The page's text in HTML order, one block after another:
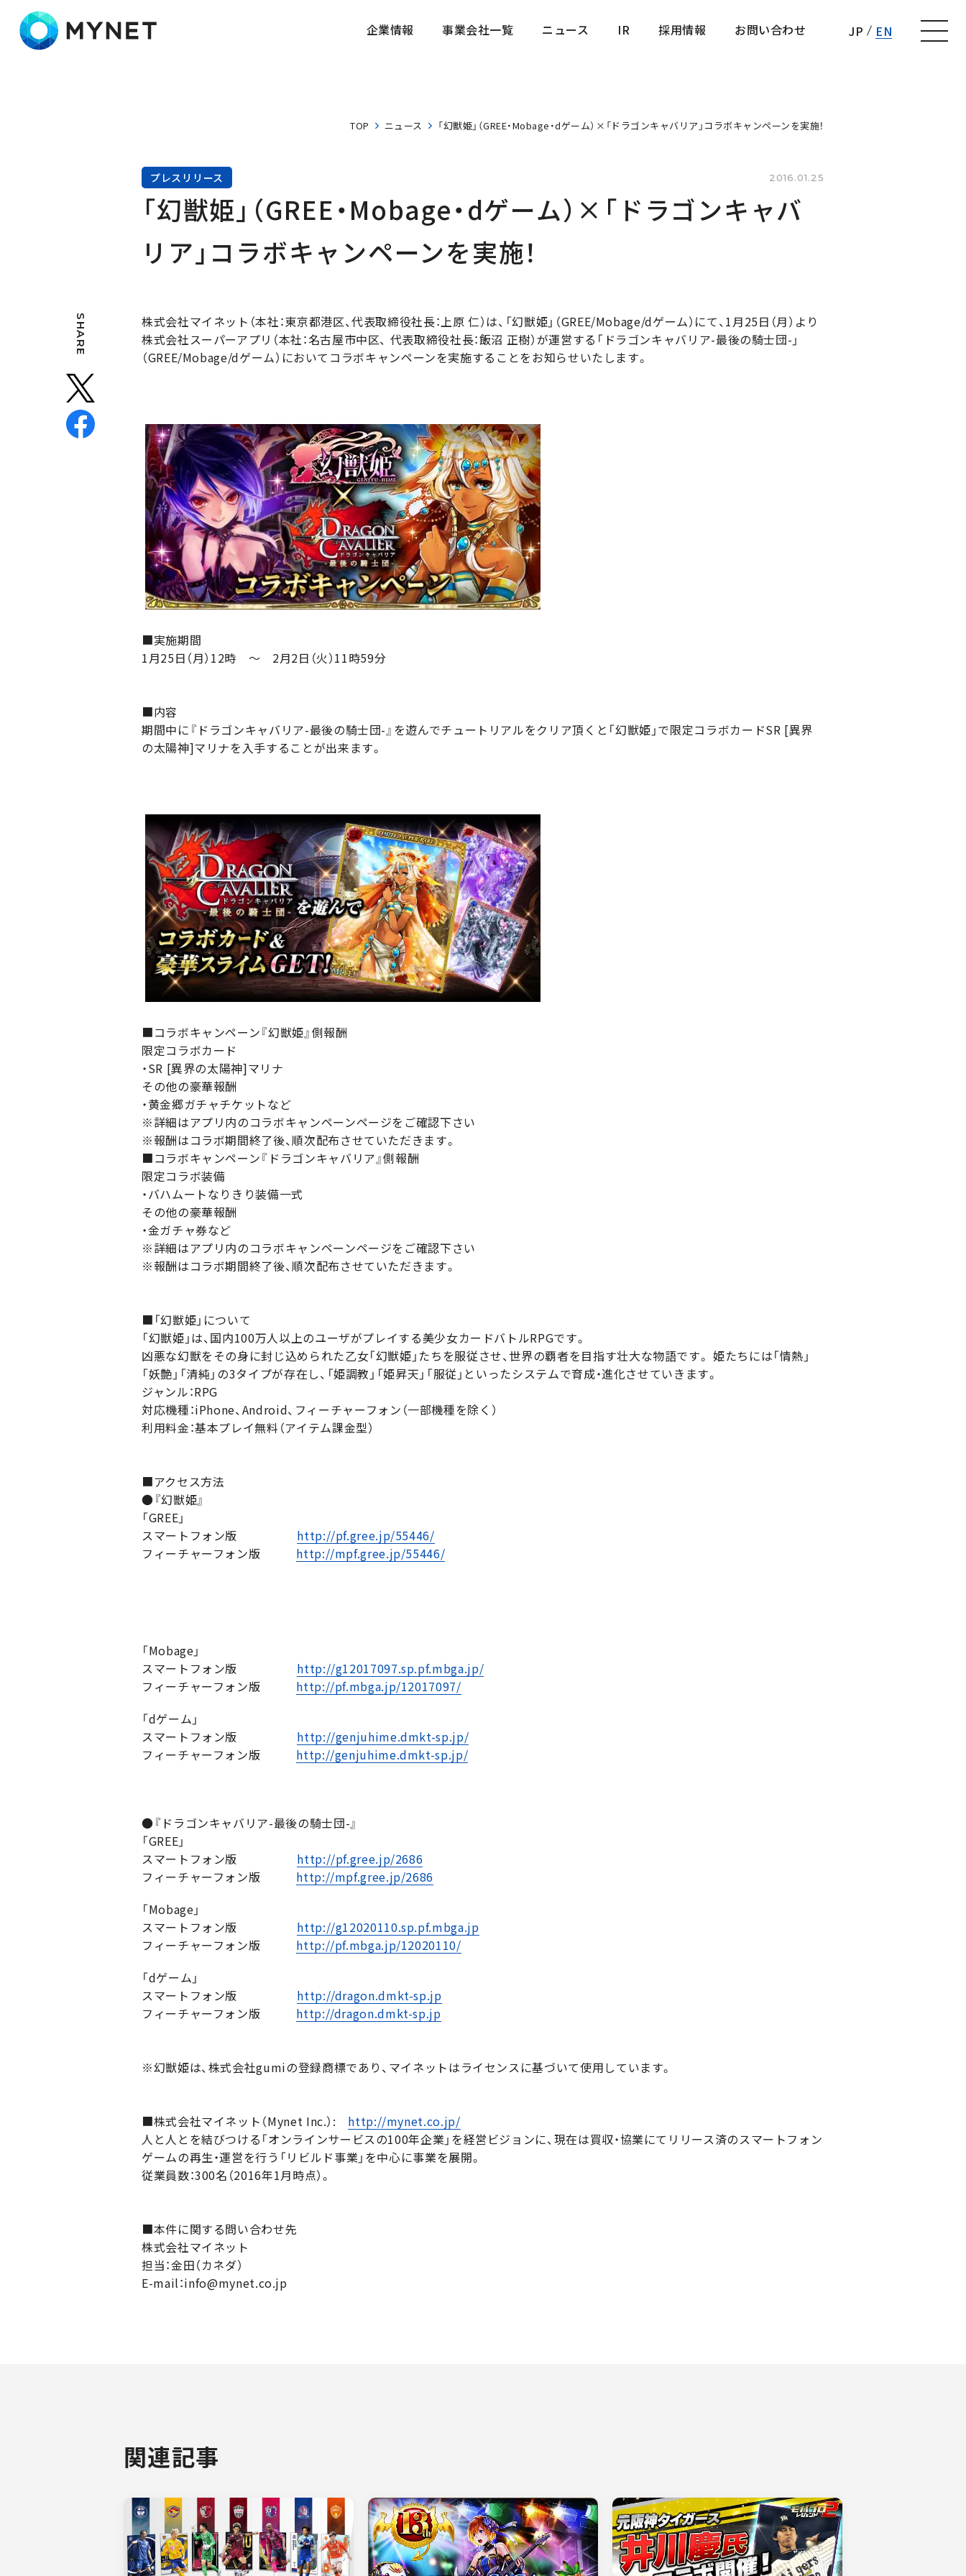
企業情報
事業会社一覧
ニュース
IR
採用情報
お問い合わせ
JP EN
TOP ニュース 「幻獣姫」（GREE・Mobage・dゲーム）×「ドラゴンキャバリア」コラボキャンペーンを実施！
プレスリリース 2016.01.25
「幻獣姫」（GREE・Mobage・dゲーム）×「ドラゴンキャバ
リア」コラボキャンペーンを実施！
SHARE
株式会社マイネット（本社：東京都港区、代表取締役社長：上原 仁）は、「幻獣姫」（GREE/Mobage/dゲーム）にて、1月25日（月）より
株式会社スーパーアプリ（本社：名古屋市中区、 代表取締役社長：飯沼 正樹）が運営する「ドラゴンキャバリア-最後の騎士団-」
（GREE/Mobage/dゲーム）においてコラボキャンペーンを実施することをお知らせいたします。
■実施期間
1月25日（月）12時 ～ 2月2日（火）11時59分
■内容
期間中に『ドラゴンキャバリア-最後の騎士団-』を遊んでチュートリアルをクリア頂くと「幻獣姫」で限定コラボカードSR [異界
の太陽神]マリナを入手することが出来ます。
■コラボキャンペーン『幻獣姫』側報酬
限定コラボカード
・SR [異界の太陽神]マリナ
その他の豪華報酬
・黄金郷ガチャチケットなど
※詳細はアプリ内のコラボキャンペーンページをご確認下さい
※報酬はコラボ期間終了後、順次配布させていただきます。
■コラボキャンペーン『ドラゴンキャバリア』側報酬
限定コラボ装備
・バハムートなりきり装備一式
その他の豪華報酬
・金ガチャ券など
※詳細はアプリ内のコラボキャンペーンページをご確認下さい
※報酬はコラボ期間終了後、順次配布させていただきます。
■「幻獣姫」について
「幻獣姫」は、国内100万人以上のユーザがプレイする美少女カードバトルRPGです。
凶悪な幻獣をその身に封じ込められた乙女「幻獣姫」たちを服従させ、世界の覇者を目指す壮大な物語です。 姫たちには「情熱」
「妖艶」「清純」の3タイプが存在し、「姫調教」「姫昇天」「服従」といったシステムで育成・進化させていきます。
ジャンル：RPG
対応機種：iPhone、Android、フィーチャーフォン（一部機種を除く）
利用料金：基本プレイ無料（アイテム課金型）
■アクセス方法
●『幻獣姫』
「GREE」
スマートフォン版 http://pf.gree.jp/55446/
フィーチャーフォン版 http://mpf.gree.jp/55446/
「Mobage」
スマートフォン版 http://g12017097.sp.pf.mbga.jp/
フィーチャーフォン版 http://pf.mbga.jp/12017097/
「dゲーム」
スマートフォン版 http://genjuhime.dmkt-sp.jp/
フィーチャーフォン版 http://genjuhime.dmkt-sp.jp/
●『ドラゴンキャバリア-最後の騎士団-』
「GREE」
スマートフォン版 http://pf.gree.jp/2686
フィーチャーフォン版 http://mpf.gree.jp/2686
「Mobage」
スマートフォン版 http://g12020110.sp.pf.mbga.jp
フィーチャーフォン版 http://pf.mbga.jp/12020110/
「dゲーム」
スマートフォン版 http://dragon.dmkt-sp.jp
フィーチャーフォン版 http://dragon.dmkt-sp.jp
※幻獣姫は、株式会社gumiの登録商標であり、マイネットはライセンスに基づいて使用しています。
■株式会社マイネット（Mynet Inc.）: http://mynet.co.jp/
人と人とを結びつける「オンラインサービスの100年企業」を経営ビジョンに、現在は買収・協業にてリリース済のスマートフォン
ゲームの再生・運営を行う「リビルド事業」を中心に事業を展開。
従業員数：300名（2016年1月時点）。
■本件に関する問い合わせ先
株式会社マイネット
担当：金田（カネダ）
E-mail：info@mynet.co.jp
関連記事